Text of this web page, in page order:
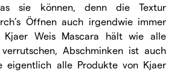
sie können, denn die Textur
Öffnen auch irgendwie immer
Kjaer Weis Mascara hält wie alle
Abschminken ist auch
eigentlich alle Produkte von Kjaer